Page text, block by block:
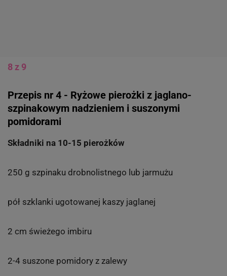
8 z 9
Przepis nr 4 - Ryżowe pierożki z jaglano-
szpinakowym nadzieniem i suszonymi
pomidorami
Składniki na 10-15 pierożków
250 g szpinaku drobnolistnego lub jarmużu
pół szklanki ugotowanej kaszy jaglanej
2 cm świeżego imbiru
2-4 suszone pomidory z zalewy